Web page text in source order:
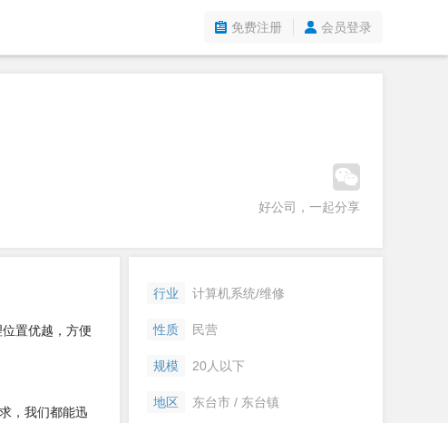
免费注册 会员登录
好公司，一起分享
置优越，方便
，我们都能迅
行业 计算机系统/维修
性质 民营
规模 20人以下
地区 东台市 / 东台镇